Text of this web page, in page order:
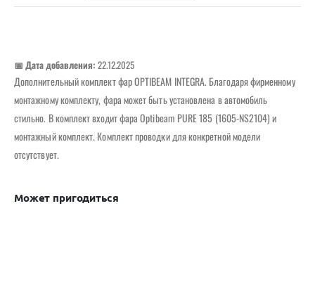
📅 Дата добавления: 22.12.2025
Дополнительный комплект фар OPTIBEAM INTEGRA. Благодаря фирменному
монтажному комплекту, фара может быть установлена ​​в автомобиль
стильно. В комплект входит фара Optibeam PURE 185 (1605-NS2104) и
монтажный комплект. Комплект проводки для конкретной модели
отсутствует.
Может пригодиться